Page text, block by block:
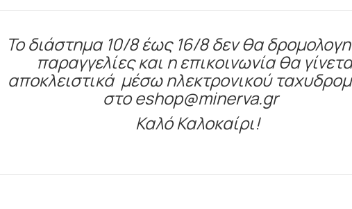
Είδατε πρόσφατα
To διάστημα 10/8 έως 16/8 δεν θα
παραγγελίες και η επικοινωνία θα
αποκλειστικά μέσω ηλεκτρονικού
στο eshop@minerva.gr
Καλό Καλοκαίρι!